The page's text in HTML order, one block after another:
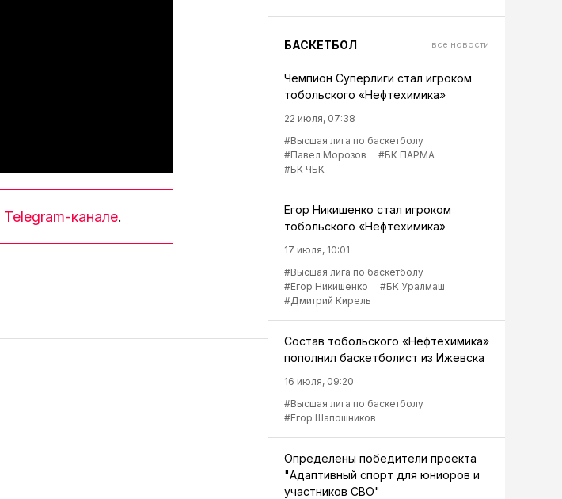
Telegram-канале.
БАСКЕТБОЛ все новости
Чемпион Суперлиги стал игроком
тобольского «Нефтехимика»
22 июля, 07:38
#Высшая лига по баскетболу
#Павел Морозов
#БК ПАРМА
#БК ЧБК
Егор Никишенко стал игроком
тобольского «Нефтехимика»
17 июля, 10:01
#Высшая лига по баскетболу
#Егор Никишенко
#БК Уралмаш
#Дмитрий Кирель
Состав тобольского «Нефтехимика»
пополнил баскетболист из Ижевска
16 июля, 09:20
#Высшая лига по баскетболу
#Егор Шапошников
Определены победители проекта
"Адаптивный спорт для юниоров и
участников СВО"